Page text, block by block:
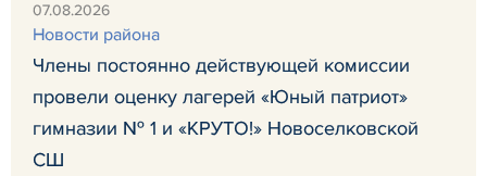
07.08.2026
Новости района
Члены постоянно действующей комиссии
провели оценку лагерей «Юный патриот»
гимназии № 1 и «КРУТО!» Новоселковской
СШ